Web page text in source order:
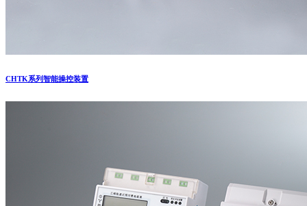
CHTK系列智能操控装置